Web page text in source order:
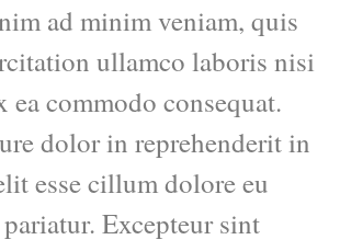
ad minim veniam, quis
ullamco laboris nisi
commodo consequat.
dolor in reprehenderit in
esse cillum dolore eu
Excepteur sint